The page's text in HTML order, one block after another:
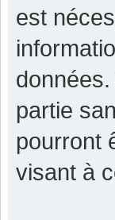
est
partie
pourront
visant à